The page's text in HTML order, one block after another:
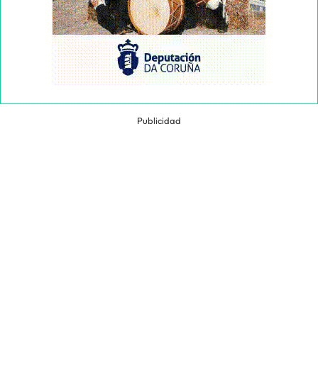
Publicidad